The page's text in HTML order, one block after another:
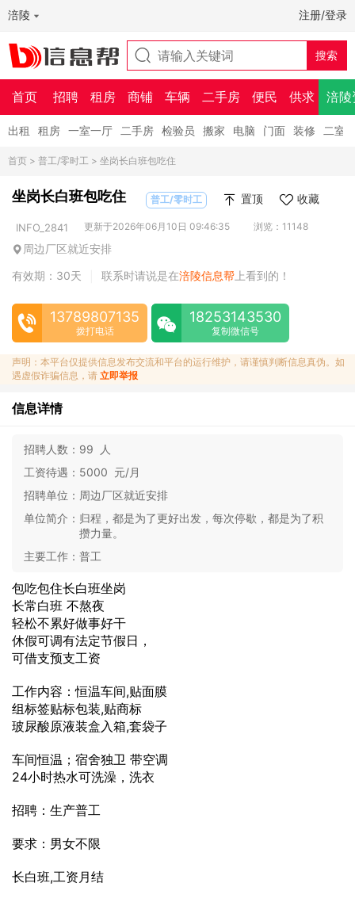
涪陵 注册/登录
首页 招聘 租房 商铺 车辆 二手房 便民 供求 涪陵
出租 租房 一室一厅 二手房 检验员 搬家 电脑 门面 装修 二室
首页 > 普工/零时工 > 坐岗长白班包吃住
坐岗长白班包吃住 普工/零时工 置顶 收藏
INFO_2841 更新于2026年06月10日 09:46:35 浏览：11148
周边厂区就近安排
有效期：30天
联系时请说是在涪陵信息帮 上看到的！
13789807135
拨打电话
18253143530
复制微信号
声明：本平台仅提供信息发布交流和平台的运行维护，请谨慎判断信息真伪。如
遇虚假诈骗信息，请 立即举报
信息详情
招聘人数： 99 人
工资待遇： 5000 元/月
招聘单位： 周边厂区就近安排
单位简介： 归程，都是为了更好出发，每次停歇，都是为了积
攒力量。
主要工作： 普工
包吃包住长白班坐岗
长常白班 不熬夜
轻松不累好做事好干
休假可调有法定节假日，
可借支预支工资
工作内容：恒温车间,贴面膜
组标签贴标包装,贴商标
玻尿酸原液装盒入箱,套袋子
车间恒温；宿舍独卫 带空调
24小时热水可洗澡，洗衣
招聘：生产普工
要求：男女不限
长白班,工资月结